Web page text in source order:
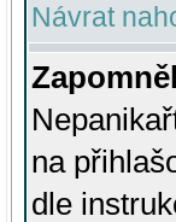
Návrat
na
dle